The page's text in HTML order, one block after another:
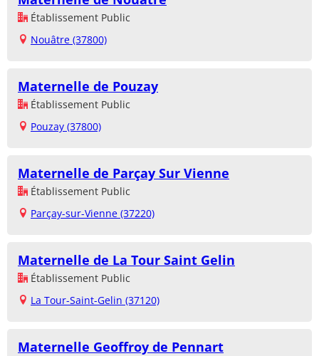
Établissement Public
Nouâtre (37800)
Maternelle de Pouzay
Établissement Public
Pouzay (37800)
Maternelle de Parçay Sur Vienne
Établissement Public
Parçay-sur-Vienne (37220)
Maternelle de La Tour Saint Gelin
Établissement Public
La Tour-Saint-Gelin (37120)
Maternelle Geoffroy de Pennart